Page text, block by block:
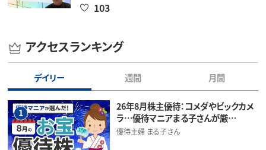
103
アクセスランキング
デイリー 週間 月間
1
26年8月株主優待：コメダやビックカメ
ラ…優待マニアまる子さんが厳…
優待主婦 まる子さん